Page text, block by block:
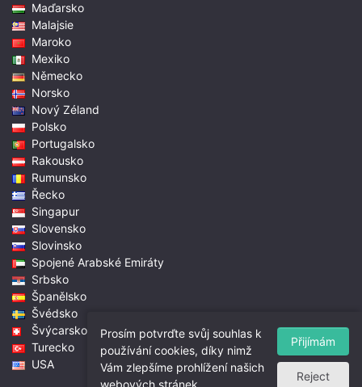
Maďarsko
Malajsie
Maroko
Mexiko
Německo
Norsko
Nový Zéland
Polsko
Portugalsko
Rakousko
Rumunsko
Řecko
Singapur
Slovensko
Slovinsko
Spojené Arabské Emiráty
Srbsko
Španělsko
Švédsko
Švýcarsko
Turecko
USA
Prosím potvrďte svůj souhlas k
používání cookies, díky nimž
Vám zlepšíme prohlížení našich
webových stránek.
Přijímám
Reject